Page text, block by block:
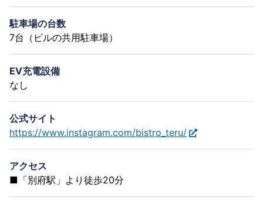
駐車場の台数
7台（ビルの共用駐車場）
EV充電設備
なし
公式サイト
https://www.instagram.com/bistro_teru/
アクセス
■「別府駅」より徒歩20分